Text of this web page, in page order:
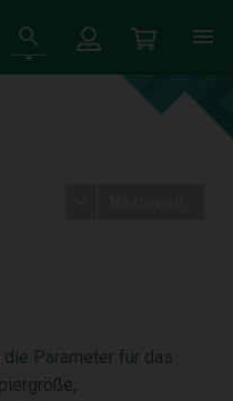
Parameter für das